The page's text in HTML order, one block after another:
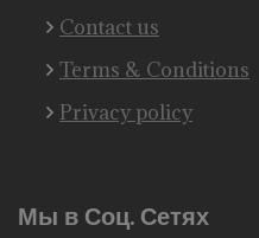
Contact us
Terms & Conditions
Privacy policy
Мы в Соц. Сетях